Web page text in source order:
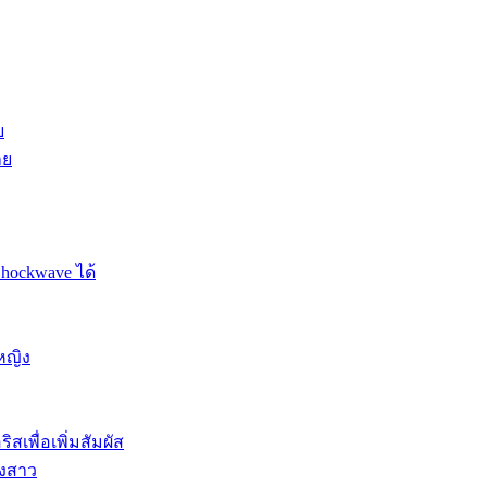
ได้
ญิง
สเพื่อเพิ่มสัมผัส
สาว